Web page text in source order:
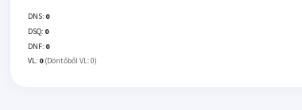
DNS: 0
DSQ: 0
DNF: 0
VL: 0 (Döntőből VL: 0)